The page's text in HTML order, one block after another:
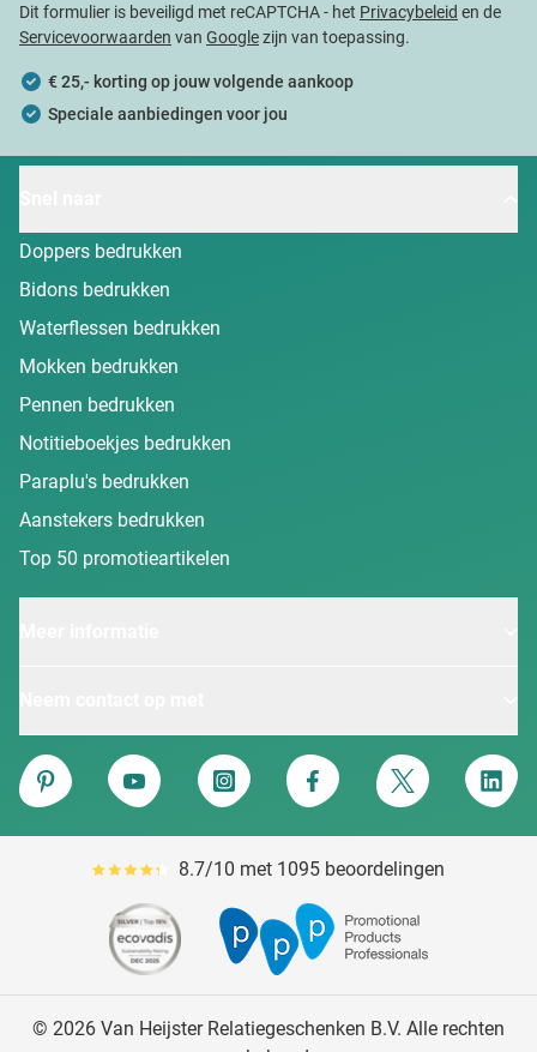
Dit formulier is beveiligd met reCAPTCHA - het Privacybeleid en de
Servicevoorwaarden van Googlezijn van toepassing.
€ 25,- korting op jouw volgende aankoop
Speciale aanbiedingen voor jou
Doppers bedrukken
Bidons bedrukken
Waterflessen bedrukken
Mokken bedrukken
Pennen bedrukken
Notitieboekjes bedrukken
Paraplu's bedrukken
Aanstekers bedrukken
Top 50 promotieartikelen
Van Heijster
Pinterest
YouTube Instagram Facebook Twitter
Gemiddeld reviewpercentage is 87
8.7/10 met 1095 beoordelingen
© 2026 Van Heijster Relatiegeschenken B.V. Alle rechten